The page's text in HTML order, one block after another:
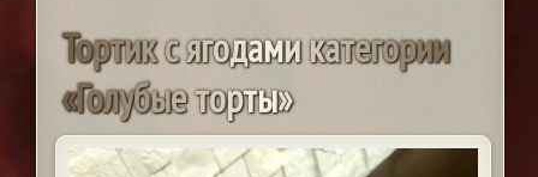
Тортиксягодамикатегории
«Голубыеторты»